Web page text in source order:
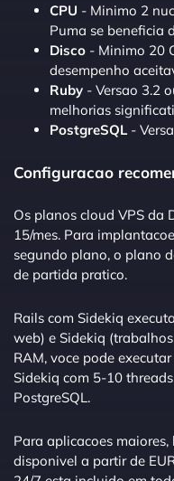
CPU - Minimo 2
Puma se beneficia
Disco - Minimo 20
desempenho
Ruby - Versao 3.2
melhorias
PostgreSQL -
Configuracao
Os planos cloud VPS da
15/mes. Para
segundo plano, o plano
de partida pratico.
Rails com Sidekiq
web) e Sidekiq
RAM, voce pode
Sidekiq com 5-10
PostgreSQL.
Para aplicacoes
disponivel a partir de